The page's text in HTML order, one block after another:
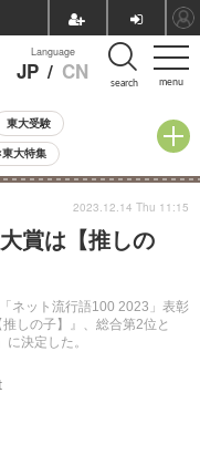
menu
Language
JP / CN search
東大受験
大特集
小学校受験
人気記事
賞は【推しの
ネット流行語100 2023」表彰
しの子】』、総合第2位と
決定した。
2023.12.14 Thu 11:15